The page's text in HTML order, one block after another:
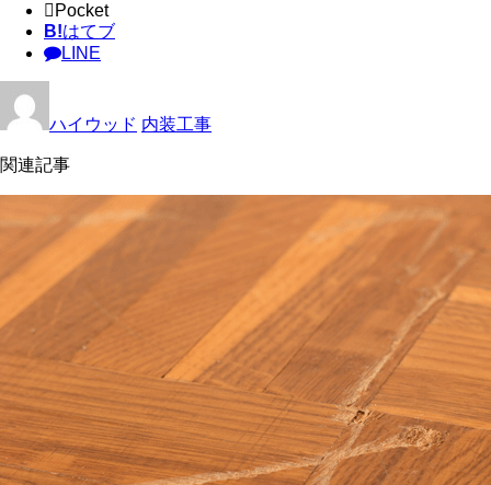
Pocket
B!はてブ
LINE
ハイウッド 内装工事
関連記事